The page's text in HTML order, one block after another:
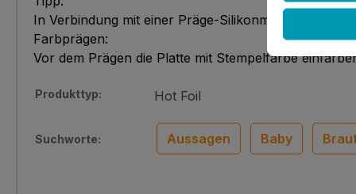
In Verbindung mit einer Präge-Silikonmatte können
Farbprägen:
Vor dem Prägen die Platte mit Stempelfarbe
Produkttyp: Hot Foil
Suchworte: Aussagen Baby